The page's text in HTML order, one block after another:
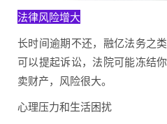
法律风险增大
长时间逾期不还，融亿法务之
可以提起诉讼，法院可能冻结
卖财产，风险很大。
心理压力和生活困扰